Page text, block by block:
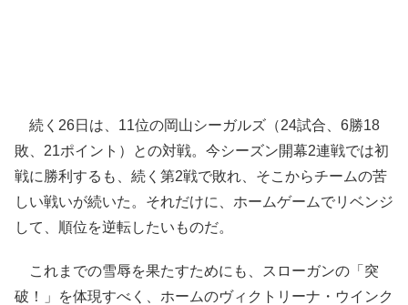
続く26日は、11位の岡山シーガルズ（24試合、6勝18
敗、21ポイント）との対戦。今シーズン開幕2連戦では初
戦に勝利するも、続く第2戦で敗れ、そこからチームの苦
しい戦いが続いた。それだけに、ホームゲームでリベンジ
して、順位を逆転したいものだ。
これまでの雪辱を果たすためにも、スローガンの「突
破！」を体現すべく、ホームのヴィクトリーナ・ウインク